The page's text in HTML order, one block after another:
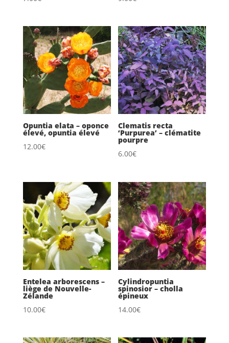
Opuntia elata – oponce
élevé, opuntia élevé
12.00€
Clematis recta
‘Purpurea’ – clématite
pourpre
6.00€
Entelea arborescens –
liège de Nouvelle-
Zélande
10.00€
Cylindropuntia
spinosior – cholla
épineux
14.00€